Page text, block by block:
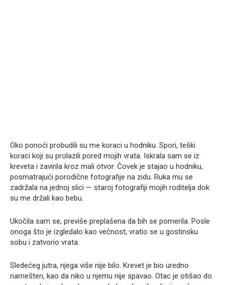
Oko ponoći probudili su me koraci u hodniku. Spori, teški
koraci koji su prolazili pored mojih vrata. Iskrala sam se iz
kreveta i zavirila kroz mali otvor. Čovek je stajao u hodniku,
posmatrajući porodične fotografije na zidu. Ruka mu se
zadržala na jednoj slici — staroj fotografiji mojih roditelja dok
su me držali kao bebu.
Ukočila sam se, previše preplašena da bih se pomerila. Posle
onoga što je izgledalo kao večnost, vratio se u gostinsku
sobu i zatvorio vrata.
Sledećeg jutra, njega više nije bilo. Krevet je bio uredno
namešten, kao da niko u njemu nije spavao. Otac je otišao do